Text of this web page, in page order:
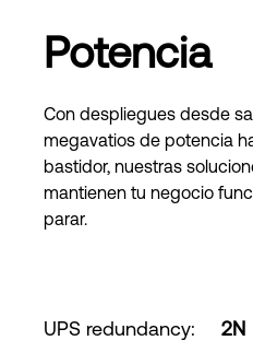
Potencia
Con despliegues desde
megavatios de potencia
bastidor, nuestras
mantienen tu negocio
parar.
UPS redundancy: 2N